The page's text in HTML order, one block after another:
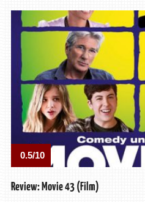
0.5/10
Review: Movie 43 (Film)